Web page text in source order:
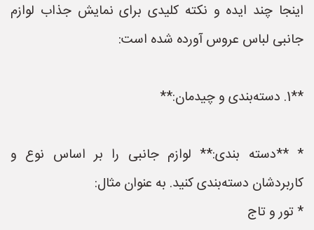
اینجا چند ایده و نکته کلیدی برای نمایش جذاب لوازم
جانبی لباس عروس آورده شده است:
**1. دسته‌بندی و چیدمان:**
* **دسته بندی:** لوازم جانبی را بر اساس نوع و
کاربردشان دسته‌بندی کنید. به عنوان مثال:
* تور و تاج